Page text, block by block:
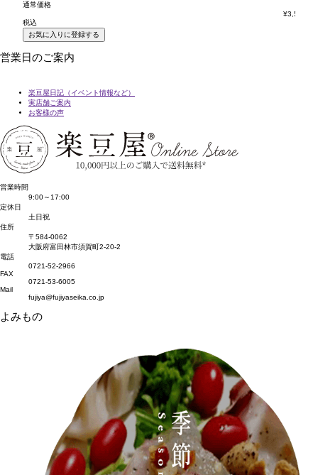
通常価格
¥3,564
税込
お気に入りに登録する
営業日のご案内
楽豆屋日記（イベント情報など）
実店舗ご案内
お客様の声
営業時間
9:00～17:00
定休日
土日祝
住所
〒584-0062
大阪府富田林市須賀町2-20-2
電話
0721-52-2966
FAX
0721-53-6005
Mail
fujiya@fujiyaseika.co.jp
よみもの